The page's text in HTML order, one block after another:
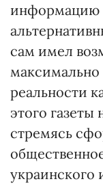
информацию
сам имел
реальности
этого
стремясь
украинского